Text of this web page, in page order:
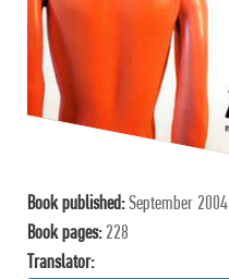
Book published:September 2004
Book pages: 228
Translator: